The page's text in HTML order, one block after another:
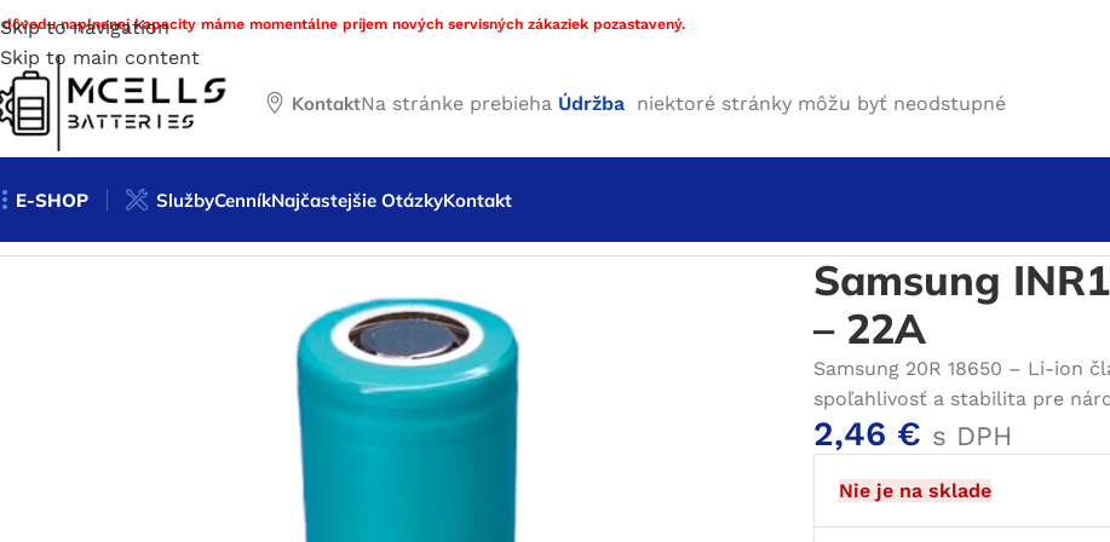
Skip to navigation
Skip to main content
naplnenej kapacity máme momentálne príjem nových servisných zákaziek pozastavený.
KontaktNa stránke prebieha Údržba niektoré stránky môžu byť neodstupné
E-SHOP SlužbyCenníkNajčastejšie OtázkyKontakt
Samsung
– 22A
Samsung 20R 18650 – Li-ion
spoľahlivosť a stabilita pre
2,46 € s DPH
Nie je na sklade